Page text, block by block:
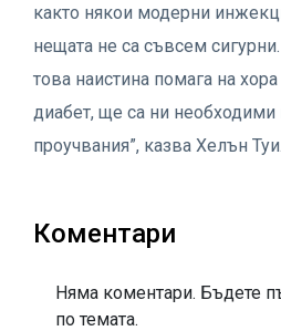
както някои модерни
нещата не са съвсем
това наистина помага на
диабет, ще са ни
проучвания”, казва Хелън Туи.
Коментари
Няма коментари. Бъдете
по темата.